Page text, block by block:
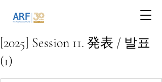
[2025] Session 11. 発表 / 발표
(1)